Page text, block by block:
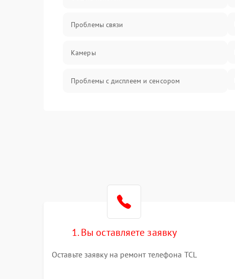
Проблемы связи
Камеры
Проблемы с дисплеем и сенсором
1. Вы оставляете заявку
Оставьте заявку на ремонт телефона TCL